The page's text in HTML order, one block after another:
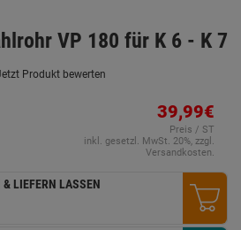
VP 180 für K 6 - K 7
Produkt bewerten
39,99€
Preis / ST
inkl. gesetzl. MwSt. 20%, zzgl.
Versandkosten.
LIEFERN LASSEN